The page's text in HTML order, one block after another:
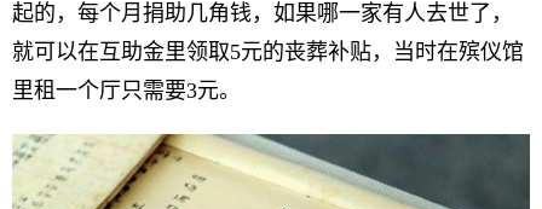
起的，每个月捐助几角钱，如果哪一家有人去世了，
就可以在互助金里领取5元的丧葬补贴，当时在殡仪馆
里租一个厅只需要3元。